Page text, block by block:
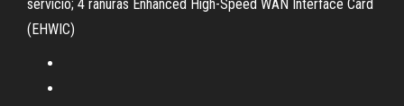
servicio; 4 ranuras Enhanced High-Speed WAN Interface Card
(EHWIC)